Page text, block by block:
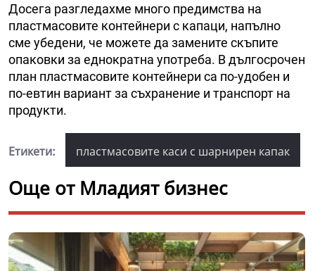
Досега разгледахме много предимства на
пластмасовите контейнери с капаци, напълно
сме убедени, че можете да замените скъпите
опаковки за еднократна употреба. В дългосрочен
план пластмасовите контейнери са по-удобен и
по-евтин вариант за съхранение и транспорт на
продукти.
Етикети: пластмасовите каси с шарнирен капак
Още от Младият бизнес